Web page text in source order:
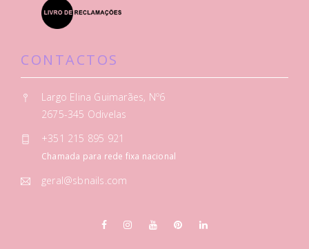
CONTACTOS
Largo Elina Guimarães, Nº6
2675-345 Odivelas
+351 215 895 921
Chamada para rede fixa nacional
geral@sbnails.com